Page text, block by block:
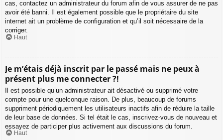
cas, contactez un administrateur du forum afin de vous assurer de ne pas
avoir été banni. Il est également possible que le propriétaire du site
internet ait un problème de configuration et qu’il soit nécessaire de la
corriger.
Haut
Je m’étais déjà inscrit par le passé mais ne peux à
présent plus me connecter ?!
Il est possible qu’un administrateur ait désactivé ou supprimé votre
compte pour une quelconque raison. De plus, beaucoup de forums
suppriment périodiquement les utilisateurs inactifs afin de réduire la taille
de leur base de données. Si tel était le cas, inscrivez-vous de nouveau et
essayez de participer plus activement aux discussions du forum.
Haut